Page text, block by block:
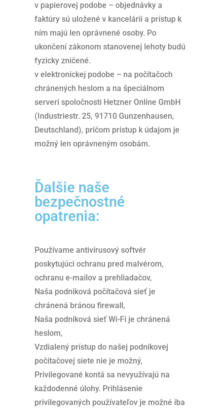
v papierovej podobe – objednávky a
faktúry sú uložené v kancelárii a prístup k
ním majú len oprávnené osoby. Po
ukončení zákonom stanovenej lehoty budú
fyzicky zničené.
v elektronickej podobe – na počítačoch
chránených heslom a na špeciálnom
serveri spoločnosti Hetzner Online GmbH
(Industriestr. 25, 91710 Gunzenhausen,
Deutschland), pričom prístup k údajom je
možný len oprávneným osobám.
Ďalšie naše
bezpečnostné
opatrenia:
Používame antivírusový softvér
poskytujúci ochranu pred malvérom,
ochranu e-mailov a prehliadačov,
Naša podniková počítačová sieť je
chránená bránou firewall,
Naša podniková sieť Wi-Fi je chránená
heslom,
Vzdialený prístup do našej podnikovej
počítačovej siete nie je možný,
Privilegované kontá sa nevyužívajú na
každodenné úlohy. Prihlásenie
privilegovaných používateľov je možné iba